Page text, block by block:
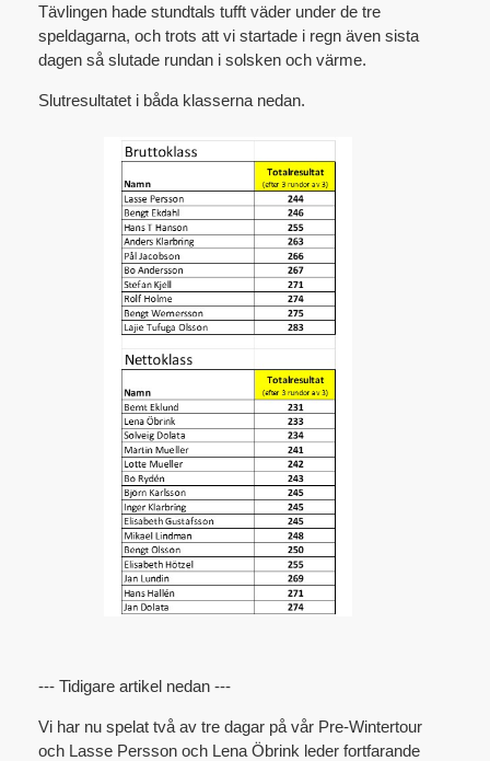
Tävlingen hade stundtals tufft väder under de tre
speldagarna, och trots att vi startade i regn även sista
dagen så slutade rundan i solsken och värme.
Slutresultatet i båda klasserna nedan.
--- Tidigare artikel nedan ---
Vi har nu spelat två av tre dagar på vår Pre-Wintertour
och Lasse Persson och Lena Öbrink leder fortfarande